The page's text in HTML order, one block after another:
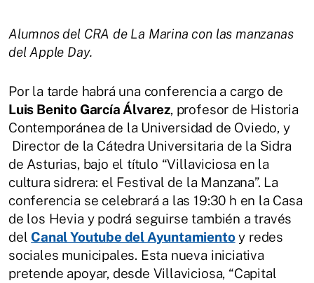
Alumnos del CRA de La Marina con las manzanas
del Apple Day.
Por la tarde habrá una conferencia a cargo de
Luis Benito García Álvarez, profesor de Historia
Contemporánea de la Universidad de Oviedo, y
Director de la Cátedra Universitaria de la Sidra
de Asturias, bajo el título “Villaviciosa en la
cultura sidrera: el Festival de la Manzana”. La
conferencia se celebrará a las 19:30 h en la Casa
de los Hevia y podrá seguirse también a través
del Canal Youtube del Ayuntamientoy redes
sociales municipales. Esta nueva iniciativa
pretende apoyar, desde Villaviciosa, “Capital